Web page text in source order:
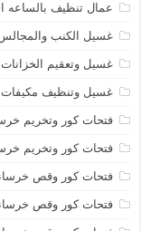
عمال تنظيف بالساعه
غسيل الكنب
غسيل وتعقيم الخزانات
غسيل وتنظيف مكيفات
فتحات كور وتخريم
فتحات كور وتخريم
فتحات كور وقص
فتحات كور وقص